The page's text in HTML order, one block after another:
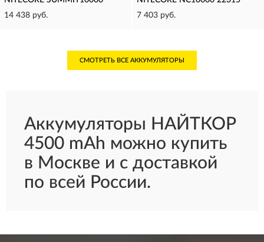
14 438 руб.
7 403 руб.
СМОТРЕТЬ ВСЕ АККУМУЛЯТОРЫ
Аккумуляторы НАЙТКОР
4500 mAh можно купить
в Москве и с доставкой
по всей России.